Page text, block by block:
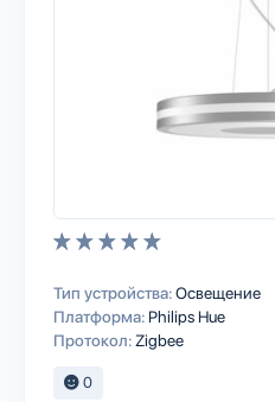
Тип устройства:Освещение
Платформа: Philips Hue
Протокол: Zigbee
0